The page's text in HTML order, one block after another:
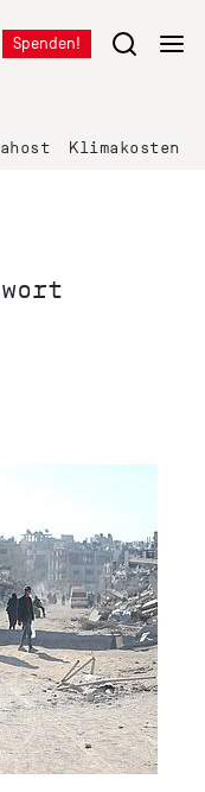
Spenden!
Klimakosten